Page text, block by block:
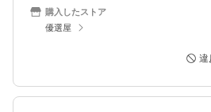
購入したストア
優選屋
違